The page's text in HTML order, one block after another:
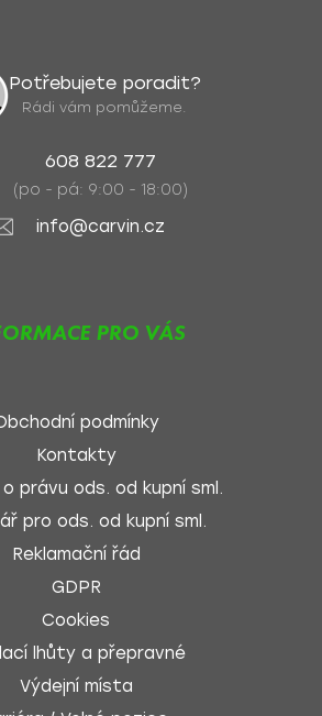
Potřebujete poradit?
Rádi vám pomůžeme.
608 822 777
(po - pá: 9:00 - 18:00)
info@carvin.cz
PRO VÁS
podmínky
Kontakty
právu ods. od kupní sml.
pro ods. od kupní sml.
Reklamační řád
GDPR
Cookies
lhůty a přepravné
Výdejní místa